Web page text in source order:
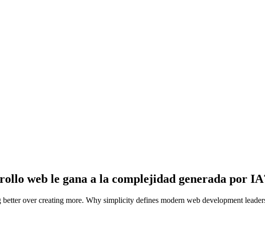
web le gana a la complejidad generada por
over creating more. Why simplicity defines modern web development